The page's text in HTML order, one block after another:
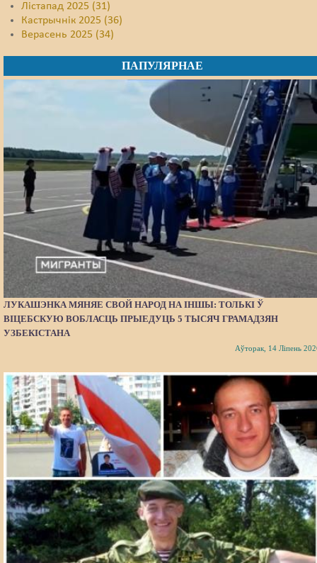
Лістапад 2025 (31)
Кастрычнік 2025 (36)
Верасень 2025 (34)
ПАПУЛЯРНАЕ
ЛУКАШЭНКА МЯНЯЕ СВОЙ НАРОД НА ІНШЫ: ТОЛЬКІ Ў
ВІЦЕБСКУЮ ВОБЛАСЦЬ ПРЫЕДУЦЬ 5 ТЫСЯЧ ГРАМАДЗЯН
УЗБЕКІСТАНА
Аўторак, 14 Ліпень